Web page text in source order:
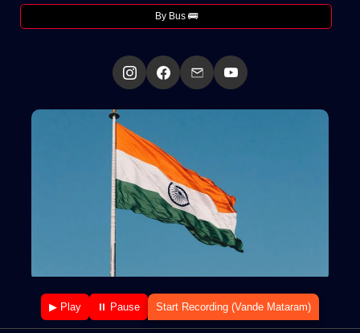
By Bus 🚌
▶ Play ⏸ Pause Start Recording (Vande Mataram)